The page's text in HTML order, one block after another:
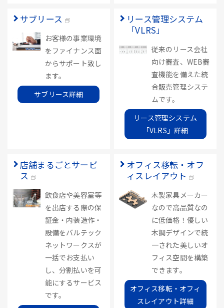
サブリース
お客様の事業環境
をファイナンス面
からサポート致し
ます。
サブリース詳細
リース管理システム
「VLRS」
従来のリース会社
向け審査、WEB審
査機能を備えた統
合販売管理システ
ムです。
リース管理システム
「VLRS」詳細
店舗まるごとサービ
ス
飲食店や美容室等
を出店する際の保
証金・内装造作・
設備をバルテック
ネットワークスが
一括でお支払い
し、分割払いを可
能にするサービス
です。
オフィス移転・オフ
ィスレイアウト
木製家具メーカー
なので高品質なの
に低価格！優しい
木調デザインで統
一された美しいオ
フィス空間を構築
できます。
オフィス移転・オフィ
スレイアウト詳細